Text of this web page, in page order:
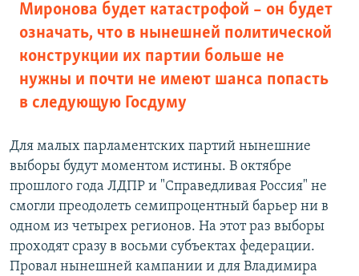
Миронова будет катастрофой – он будет
означать, что в нынешней политической
конструкции их партии больше не
нужны и почти не имеют шанса попасть
в следующую Госдуму
Для малых парламентских партий нынешние
выборы будут моментом истины. В октябре
прошлого года ЛДПР и "Справедливая Россия" не
смогли преодолеть семипроцентный барьер ни в
одном из четырех регионов. На этот раз выборы
проходят сразу в восьми субъектах федерации.
Провал нынешней кампании и для Владимира